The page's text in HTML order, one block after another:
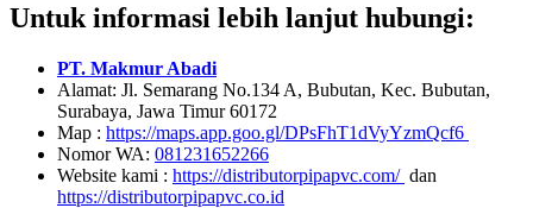
Untuk informasi lebih lanjut hubungi:
PT. Makmur Abadi
Alamat: Jl. Semarang No.134 A, Bubutan, Kec. Bubutan,
Surabaya, Jawa Timur 60172
Map : https://maps.app.goo.gl/DPsFhT1dVyYzmQcf6
Nomor WA: 081231652266
Website kami : https://distributorpipapvc.com/ dan
https://distributorpipapvc.co.id